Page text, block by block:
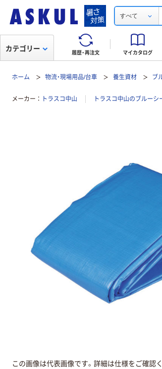
すべて
履歴・再注文 マイカタログ
カテゴリー
ホーム 物流・現場用品/台車 養生資材 ブ
メーカー トラスコ中山 トラスコ中山のブルーシ
この画像は代表画像です。詳細は仕様をご確認く